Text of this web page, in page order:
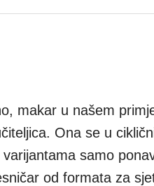
makar u našem
Ona se u
samo
od formata za